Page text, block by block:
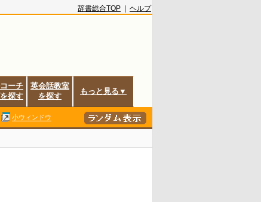
辞書総合TOP ヘルプ
ーチ
探す
英会話教室
を探す
もっと見る▼
小ウィンドウ